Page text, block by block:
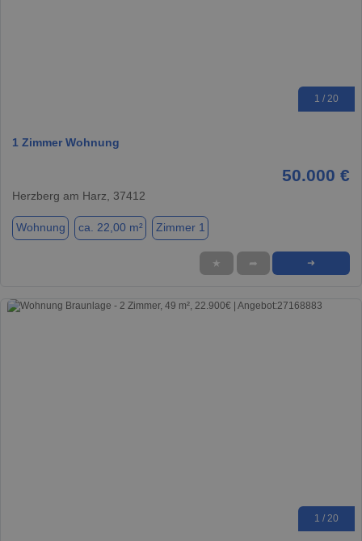
1 / 20
1 Zimmer Wohnung
50.000 €
Herzberg am Harz, 37412
Wohnung ca. 22,00 m² Zimmer 1
★ ➦ ➜
1 / 20